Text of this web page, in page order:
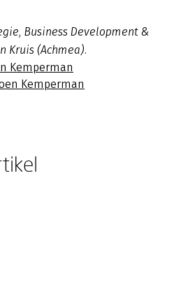
Business Development &
Kruis (Achmea).
Kemperman
Kemperman